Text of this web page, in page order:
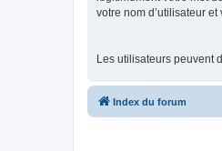
votre nom d’utilisateur
Les utilisateurs peuvent
Index du forum